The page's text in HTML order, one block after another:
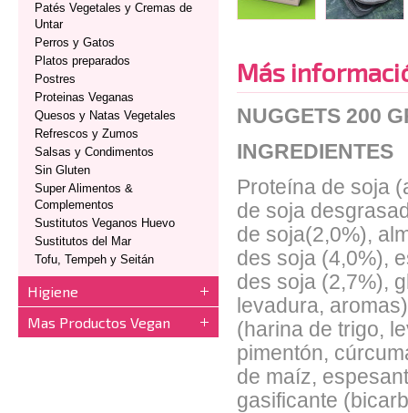
Patés Vegetales y Cremas de
Untar
Perros y Gatos
Platos preparados
Postres
Proteinas Veganas
Quesos y Natas Vegetales
Refrescos y Zumos
Salsas y Condimentos
Sin Gluten
Super Alimentos &
Complementos
Sustitutos Veganos Huevo
Sustitutos del Mar
Tofu, Tempeh y Seitán
Higiene
Mas Productos Vegan
Más
NUGGETS 200
INGREDIENTES
Proteína de soja
de soja
de soja(2,0%),
des soja (4,0%),
des soja (2,7%),
levadura,
(harina de trigo,
pimentón,
de maíz,
gasificante